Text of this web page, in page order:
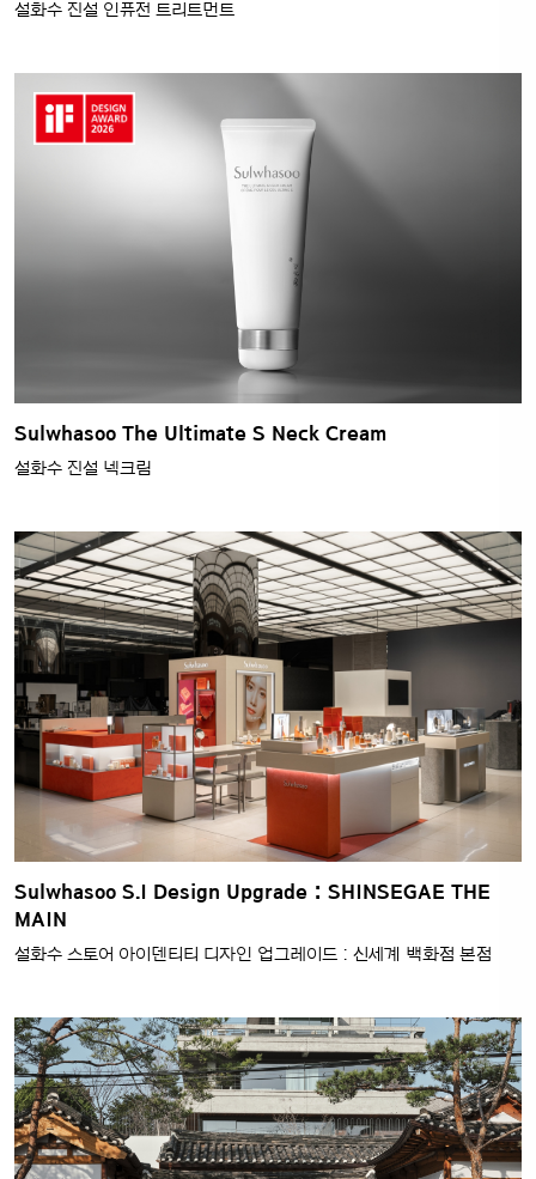
설화수 진설 인퓨전 트리트먼트
Sulwhasoo The Ultimate S Neck Cream
설화수 진설 넥크림
Sulwhasoo S.I Design Upgrade : SHINSEGAE THE
MAIN
설화수 스토어 아이덴티티 디자인 업그레이드 : 신세계 백화점 본점